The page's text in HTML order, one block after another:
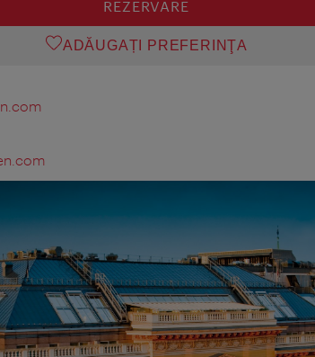
REZERVARE
ADĂUGAȚI PREFERINŢA